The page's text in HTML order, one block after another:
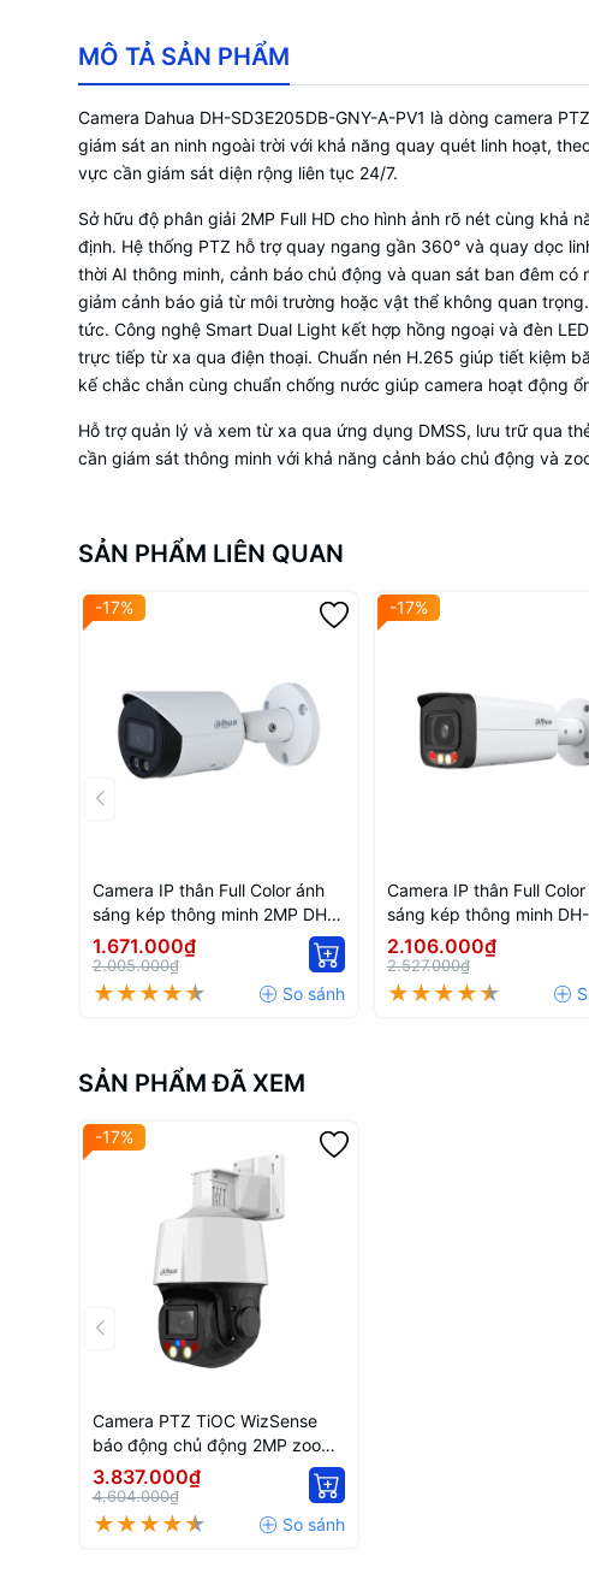
Ống
MÔ TẢ SẢN PHẨM
Camera Dahua DH-SD3E205DB-GNY-A-PV1 là dòng camera
giám sát an ninh ngoài trời với khả năng quay quét linh hoạt,
vực cần giám sát diện rộng liên tục 24/7.
Sở hữu độ phân giải 2MP Full HD cho hình ảnh rõ nét cùng
định. Hệ thống PTZ hỗ trợ quay ngang gần 360° và quay dọc
thời AI thông minh, cảnh báo chủ động và quan sát ban đêm
giảm cảnh báo giả từ môi trường hoặc vật thể không quan
tức. Công nghệ Smart Dual Light kết hợp hồng ngoại và đèn
trực tiếp từ xa qua điện thoại. Chuẩn nén H.265 giúp tiết kiệm
kế chắc chắn cùng chuẩn chống nước giúp camera hoạt động
Hỗ trợ quản lý và xem từ xa qua ứng dụng DMSS, lưu trữ qua
cần giám sát thông minh với khả năng cảnh báo chủ động và
SẢN PHẨM LIÊN QUAN
-17%
Camera IP thân Full Color ánh
sáng kép thông minh 2MP DH-
IPC-HFW2249S-S-IL
1.671.000₫
2.005.000₫
-17%
Camera IP thân Full
sáng kép thông minh
HFW2449T-AS-IL
2.106.000₫
2.527.000₫
SẢN PHẨM ĐÃ XEM
-17%
Camera PTZ TiOC WizSense
báo động chủ động 2MP zoom
5X DH-SD3E205DB-GNY-A-PV1
3.837.000₫
4.604.000₫